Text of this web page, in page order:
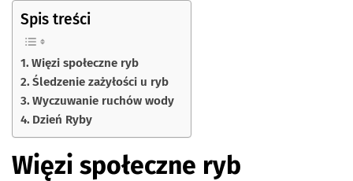
Spis treści
Więzi społeczne ryb
Śledzenie zażyłości u ryb
Wyczuwanie ruchów wody
Dzień Ryby
Więzi społeczne ryb